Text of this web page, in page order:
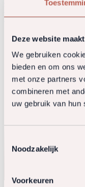
Deze website
We gebruiken
bieden en om ons
met onze partners
combineren met
uw gebruik van hun
Noodzakelijk
Voorkeuren
Vastgoedtransacties &
Procedures (Bezwaar &